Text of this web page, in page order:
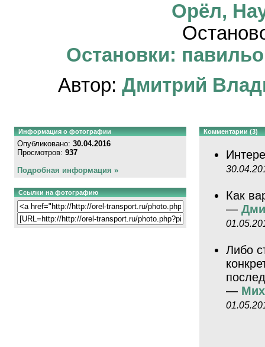
Орёл,
Остановки:
Автор: Дмитрий
Информация о фотографии
Опубликовано: 30.04.2016
Просмотров: 937
Подробная информация »
Ссылки на фотографию
Комментарии (3)
Как
—
Либо
—